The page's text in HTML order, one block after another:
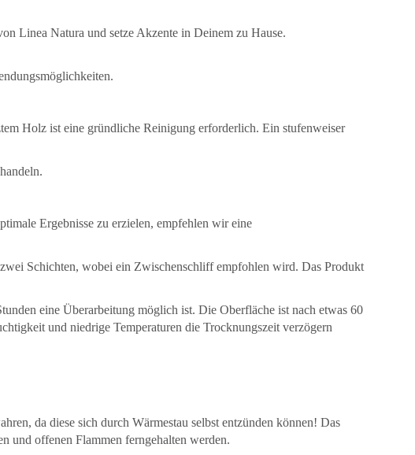
Linea Natura und setze Akzente in Deinem zu Hause.
Holz ist eine gründliche Reinigung erforderlich. Ein stufenweiser
Ergebnisse zu erzielen, empfehlen wir eine
Schichten, wobei ein Zwischenschliff empfohlen wird. Das Produkt
eine Überarbeitung möglich ist. Die Oberfläche ist nach etwas 60
und niedrige Temperaturen die Trocknungszeit verzögern
da diese sich durch Wärmestau selbst entzünden können! Das
und offenen Flammen ferngehalten werden.